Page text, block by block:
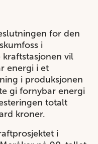
for den
i
kraftstasjonen vil
energi i et
i produksjonen
gi fornybar energi
totalt
kroner.
i